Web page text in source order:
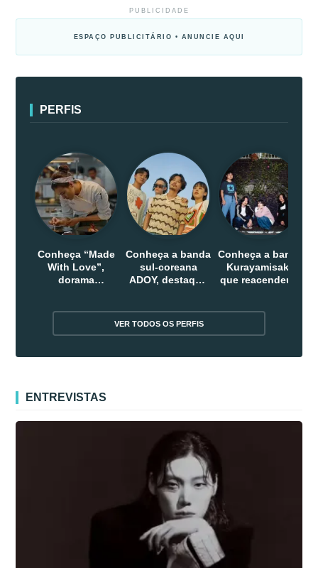
PUBLICIDADE
ESPAÇO PUBLICITÁRIO • ANUNCIE AQUI
PERFIS
Conheça “Made
With Love”,
dorama
Conheça a banda
sul-coreana
ADOY, destaque
Conheça a banda
Kurayamisaka
que reacendeu o
VER TODOS OS PERFIS
ENTREVISTAS